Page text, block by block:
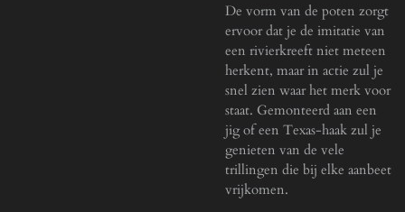
De vorm van de poten zorgt
ervoor dat je de imitatie van
een rivierkreeft niet meteen
herkent, maar in actie zul je
snel zien waar het merk voor
staat. Gemonteerd aan een
jig of een Texas-haak zul je
genieten van de vele
trillingen die bij elke aanbeet
vrijkomen.